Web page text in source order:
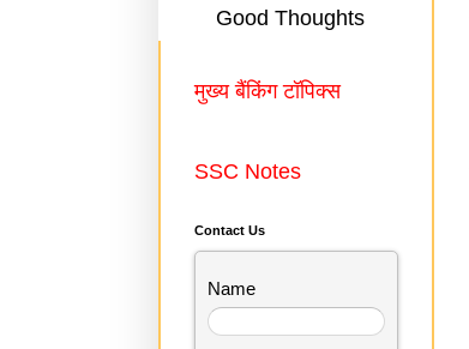
Good Thoughts
मुख्य बैंकिंग टॉपिक्स
SSC Notes
Contact Us
Name